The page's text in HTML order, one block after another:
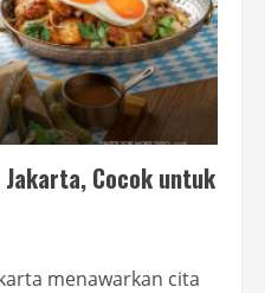
Cocok untuk
menawarkan cita